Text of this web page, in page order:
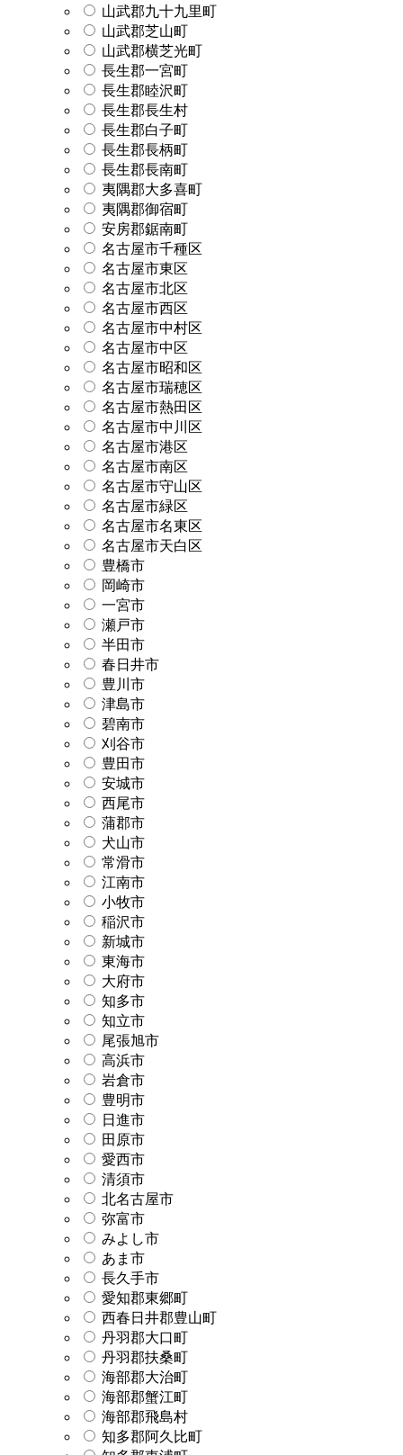
山武郡九十九里町
山武郡芝山町
山武郡横芝光町
長生郡一宮町
長生郡睦沢町
長生郡長生村
長生郡白子町
長生郡長柄町
長生郡長南町
夷隅郡大多喜町
夷隅郡御宿町
安房郡鋸南町
名古屋市千種区
名古屋市東区
名古屋市北区
名古屋市西区
名古屋市中村区
名古屋市中区
名古屋市昭和区
名古屋市瑞穂区
名古屋市熱田区
名古屋市中川区
名古屋市港区
名古屋市南区
名古屋市守山区
名古屋市緑区
名古屋市名東区
名古屋市天白区
豊橋市
岡崎市
一宮市
瀬戸市
半田市
春日井市
豊川市
津島市
碧南市
刈谷市
豊田市
安城市
西尾市
蒲郡市
犬山市
常滑市
江南市
小牧市
稲沢市
新城市
東海市
大府市
知多市
知立市
尾張旭市
高浜市
岩倉市
豊明市
日進市
田原市
愛西市
清須市
北名古屋市
弥富市
みよし市
あま市
長久手市
愛知郡東郷町
西春日井郡豊山町
丹羽郡大口町
丹羽郡扶桑町
海部郡大治町
海部郡蟹江町
海部郡飛島村
知多郡阿久比町